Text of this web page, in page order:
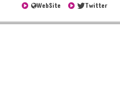
WebSite Twitter